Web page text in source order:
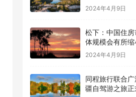
2024年4月9日
松下：中国住
体规模会有所缩
中会有很大一部
续追求更高质量
2024年4月9日
同程旅行联合
疆自驾游之旅正